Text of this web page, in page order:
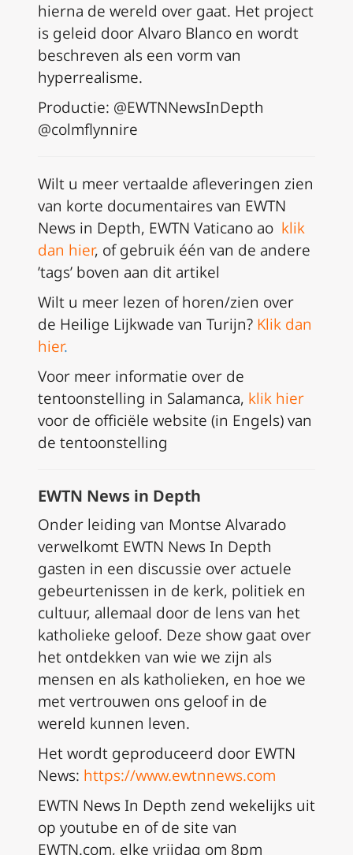
hierna de wereld over gaat. Het project
is geleid door Alvaro Blanco en wordt
beschreven als een vorm van
hyperrealisme.
Productie: @EWTNNewsInDepth
@colmflynnire
Wilt u meer vertaalde afleveringen zien
van korte documentaires van EWTN
News in Depth, EWTN Vaticano ao klik
dan hier, of gebruik één van de andere
’tags’ boven aan dit artikel
Wilt u meer lezen of horen/zien over
de Heilige Lijkwade van Turijn? Klik dan
hier.
Voor meer informatie over de
tentoonstelling in Salamanca, klik hier
voor de officiële website (in Engels) van
de tentoonstelling
EWTN News in Depth
Onder leiding van Montse Alvarado
verwelkomt EWTN News In Depth
gasten in een discussie over actuele
gebeurtenissen in de kerk, politiek en
cultuur, allemaal door de lens van het
katholieke geloof. Deze show gaat over
het ontdekken van wie we zijn als
mensen en als katholieken, en hoe we
met vertrouwen ons geloof in de
wereld kunnen leven.
Het wordt geproduceerd door EWTN
News: https://www.ewtnnews.com
EWTN News In Depth zend wekelijks uit
op youtube en of de site van
EWTN.com, elke vrijdag om 8pm